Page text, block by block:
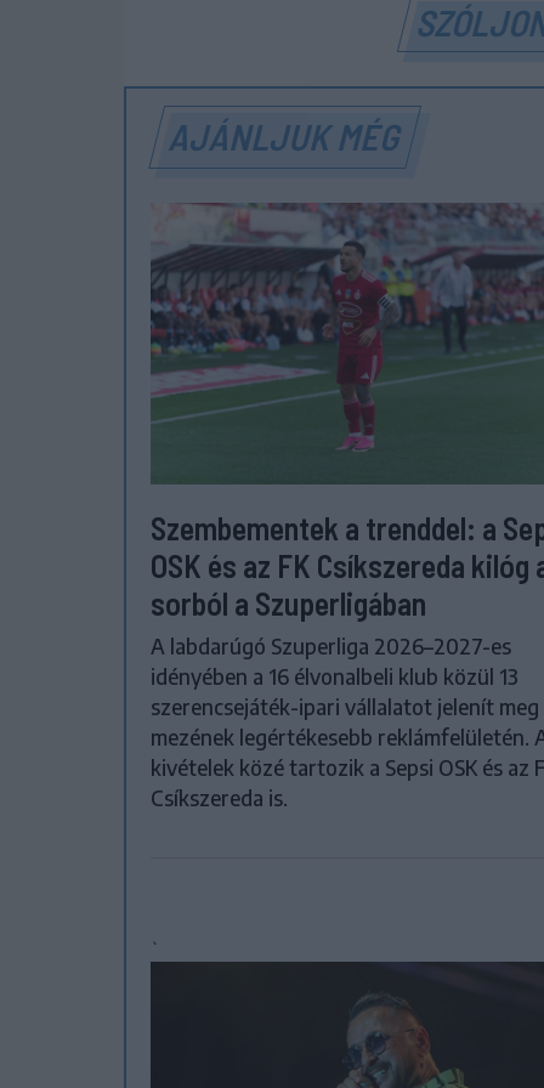
AJÁNLJUK MÉG
Szembementek a trenddel: a
OSK és az FK Csíkszereda kilóg
sorból a Szuperligában
A labdarúgó Szuperliga 2026–2027-es
idényében a 16 élvonalbeli klub közül 13
szerencsejáték-ipari vállalatot jelenít meg
mezének legértékesebb reklámfelületén.
kivételek közé tartozik a Sepsi OSK és az
Csíkszereda is.
`